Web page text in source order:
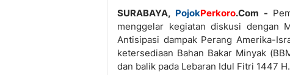
SURABAYA, PojokPerkoro.Com -
menggelar kegiatan diskusi dengan
Antisipasi dampak Perang Amerika-
ketersediaan Bahan Bakar Minyak
dan balik pada Lebaran Idul Fitri 1447 H.